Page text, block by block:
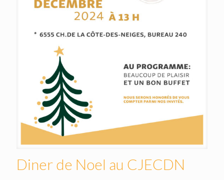
Diner de Noel au CJECDN